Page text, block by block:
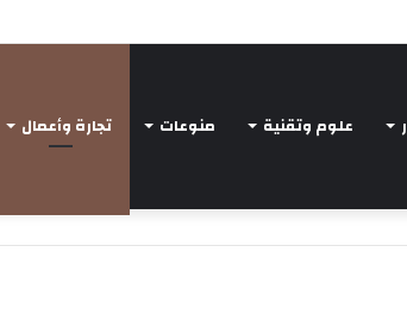
Intelligent Agents in AI: Revolutionizing
علوم وتقنية منوعات تجارة وأعمال